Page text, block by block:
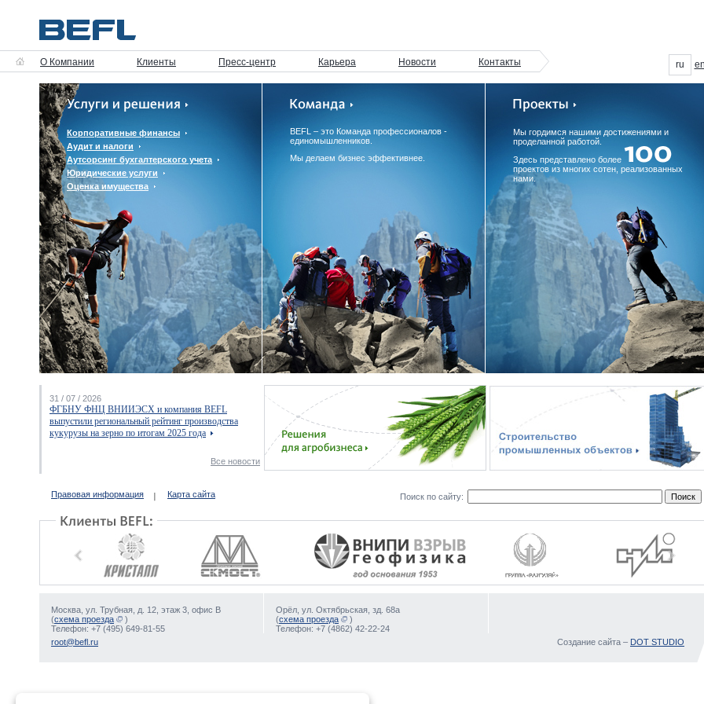
О Компании Клиенты Пресс-центр Карьера Новости Контакты ru
Корпоративные финансы
Аудит и налоги
Аутсорсинг бухгалтерского учета
Юридические услуги
Оценка имущества
BEFL – это Команда профессионалов -
единомышленников.
Мы делаем бизнес эффективнее.
Мы гордимся нашими достижениями и
проделанной работой.
Здесь представлено более
проектов из многих сотен, реализованных
нами.
31 / 07 / 2026
ФГБНУ ФНЦ ВНИИЭСХ и компания BEFL
выпустили региональный рейтинг производства
кукурузы на зерно по итогам 2025 года
Все новости
Правовая информация Карта сайта Поиск по сайту:
Москва, ул. Трубная, д. 12, этаж 3, офис В
(схема проезда
)
Телефон: +7 (495) 649-81-55
Орёл, ул. Октябрьская, зд. 68а
(схема проезда
)
Телефон: +7 (4862) 42-22-24
root@befl.ru
Создание сайта – DOT STUDIO